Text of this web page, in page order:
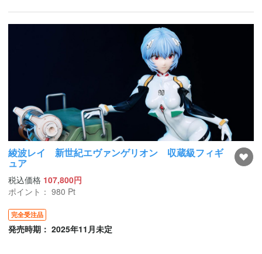
綾波レイ 新世紀エヴァンゲリオン 収蔵級フィギ
ュア
税込価格 107,800円
ポイント： 980 Pt
完全受注品
発売時期： 2025年11月未定